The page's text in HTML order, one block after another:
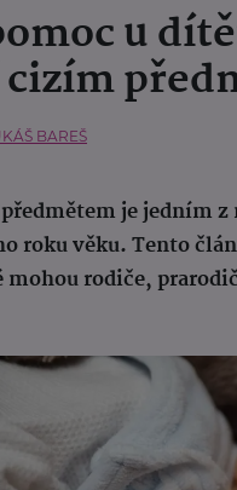
u
BAREŠ
je jedním
roku věku. Tento
rodiče,